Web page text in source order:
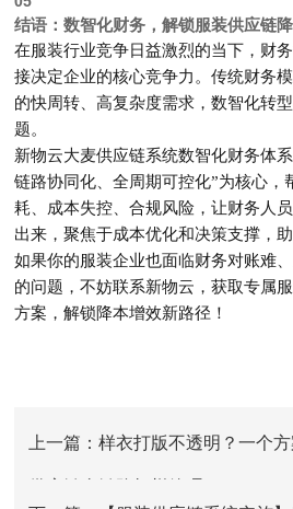
结语：数智化财务，解锁服装供应链
在服装行业竞争日益激烈的当下，财
接决定企业的核心竞争力。传统财务
的快周转、高复杂度需求，数智化转
题。
新物云大麦供应链系统数智化财务体
链路协同化、全周期可控化”为核心，
耗、成本失控、合规风险，让财务人
出来，聚焦于成本优化和决策支撑，
如果你的服装企业也面临财务对账难
的问题，不妨联系新物云，获取专属
方案，解锁降本增效新路径！
上一篇：样衣打版不透明？一个